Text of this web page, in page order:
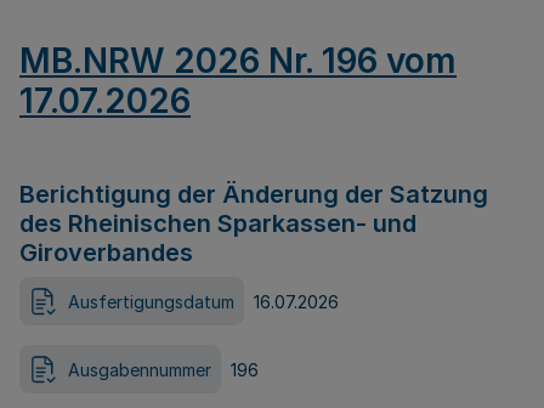
MB.NRW 2026 Nr. 196 vom
17.07.2026
Berichtigung der Änderung der Satzung
des Rheinischen Sparkassen- und
Giroverbandes
Ausfertigungsdatum 16.07.2026
Ausgabennummer 196